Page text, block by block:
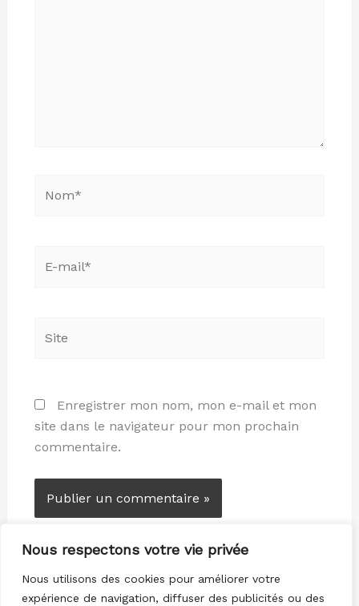
Nous respectons votre vie privée
Nous utilisons des cookies pour améliorer votre
expérience de navigation, diffuser des publicités ou des
mail*
Enregistrer mon nom, mon e-mail et mon
site dans le navigateur pour mon prochain
commentaire.